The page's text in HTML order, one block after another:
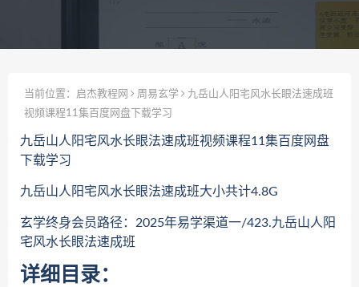
当前位置： 启杰教程网 周易玄学
九岳山人阳宅风水长眼法速成班
视频课程11集百度网盘下载学习
九岳山人阳宅风水长眼法速成班视频课程11集百度网盘
下载学习
九岳山人阳宅风水长眼法速成班大小共计4.8G
玄学终身会员路径：2025年易学渠道一/423.九岳山人阳
宅风水长眼法速成班
详细目录：